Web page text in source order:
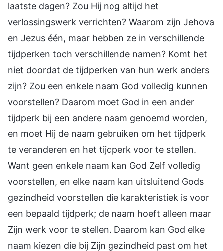
laatste dagen? Zou Hij nog altijd het
verlossingswerk verrichten? Waarom zijn Jehova
en Jezus één, maar hebben ze in verschillende
tijdperken toch verschillende namen? Komt het
niet doordat de tijdperken van hun werk anders
zijn? Zou een enkele naam God volledig kunnen
voorstellen? Daarom moet God in een ander
tijdperk bij een andere naam genoemd worden,
en moet Hij de naam gebruiken om het tijdperk
te veranderen en het tijdperk voor te stellen.
Want geen enkele naam kan God Zelf volledig
voorstellen, en elke naam kan uitsluitend Gods
gezindheid voorstellen die karakteristiek is voor
een bepaald tijdperk; de naam hoeft alleen maar
Zijn werk voor te stellen. Daarom kan God elke
naam kiezen die bij Zijn gezindheid past om het